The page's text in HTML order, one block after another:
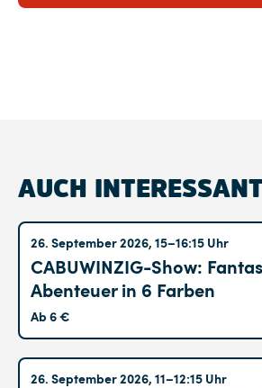
AUCH INTERESSANT
26. September 2026, 15–16:15 Uhr
CABUWINZIG-Show:
Abenteuer in 6 Farben
Ab 6 €
26. September 2026, 11–12:15 Uhr